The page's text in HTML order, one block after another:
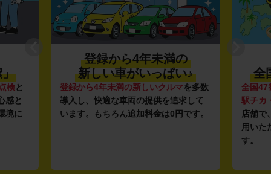
」
検と
感と
境に
登録から4年未満の
新しい車がいっぱい♪
登録から4年未満の新しいクルマを多数
導入し、快適な車両の提供を追求して
います。もちろん追加料金は0円です。
全
全国47
駅チカ
店舗で
用いた
す。